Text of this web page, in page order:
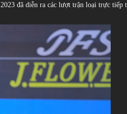
đã diễn ra các lượt trận loại trực